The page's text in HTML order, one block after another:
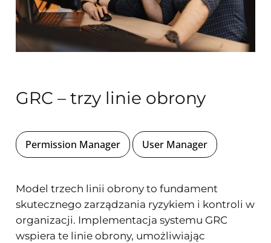
GRC – trzy linie obrony
Permission Manager User Manager
Model trzech linii obrony to fundament
skutecznego zarządzania ryzykiem i kontroli w
organizacji. Implementacja systemu GRC
wspiera te linie obrony, umożliwiając